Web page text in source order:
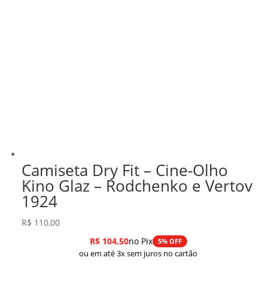
Camiseta Dry Fit – Cine-Olho
Kino Glaz – Rodchenko e Vertov
1924
R$ 110,00
R$104,50no Pix 5% OFF
ou em até 3x sem juros no cartão